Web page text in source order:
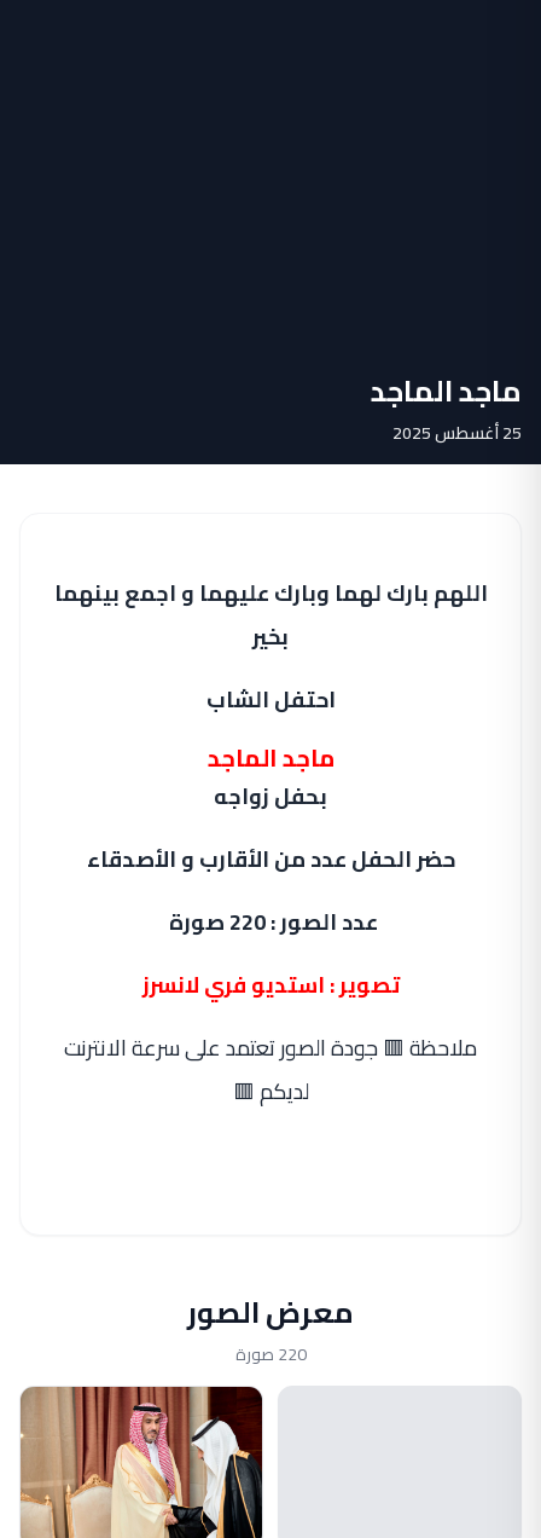
ماجد الماجد
25 أغسطس 2025
اللهم بارك لهما وبارك عليهما و اجمع بينهما
بخير
احتفل الشاب
ماجد الماجد
بحفل زواجه
حضر الحفل عدد من الأقارب و الأصدقاء
عدد الصور : 220 صورة
تصوير : استديو فري لانسرز
ملاحظة 🟥 جودة الصور تعتمد على سرعة الانترنت
لديكم 🟥
معرض الصور
220 صورة